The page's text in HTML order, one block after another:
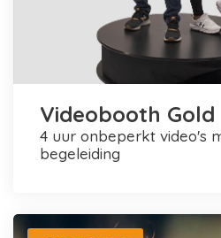
Videobooth Gold
4 uur onbeperkt video's maken + personele
begeleiding